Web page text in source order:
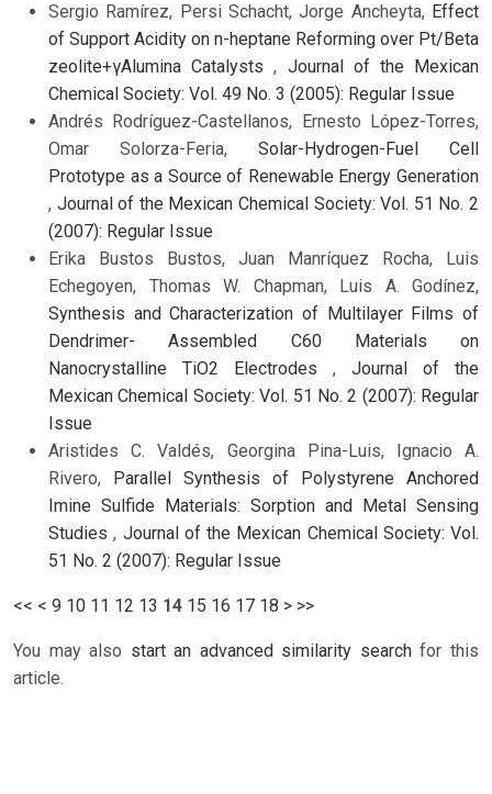
Sergio Ramírez, Persi Schacht, Jorge Ancheyta, Effect
of Support Acidity on n-heptane Reforming over Pt/Beta
zeolite+γAlumina Catalysts, Journal of the Mexican
Chemical Society: Vol. 49 No. 3 (2005): Regular Issue
Andrés Rodríguez-Castellanos, Ernesto López-Torres,
Omar Solorza-Feria, Solar-Hydrogen-Fuel Cell
Prototype as a Source of Renewable Energy Generation
, Journal of the Mexican Chemical Society: Vol. 51 No. 2
(2007): Regular Issue
Erika Bustos Bustos, Juan Manríquez Rocha, Luis
Echegoyen, Thomas W. Chapman, Luis A. Godínez,
Synthesis and Characterization of Multilayer Films of
Dendrimer- Assembled C60 Materials on
Nanocrystalline TiO2 Electrodes , Journal of the
Mexican Chemical Society: Vol. 51 No. 2 (2007): Regular
Issue
Aristides C. Valdés, Georgina Pina-Luis, Ignacio A.
Rivero, Parallel Synthesis of Polystyrene Anchored
Imine Sulfide Materials: Sorption and Metal Sensing
Studies, Journal of the Mexican Chemical Society: Vol.
51 No. 2 (2007): Regular Issue
<< < 9 10 11 12 13 14 15 16 17 18 > >>
You may also start an advanced similarity searchfor this
article.